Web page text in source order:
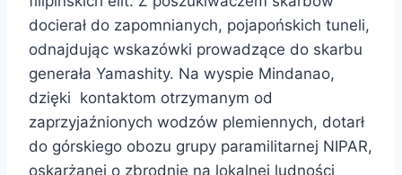
docierał do zapomnianych, pojapońskich tuneli,
odnajdując wskazówki prowadzące do skarbu
generała Yamashity. Na wyspie Mindanao,
dzięki kontaktom otrzymanym od
zaprzyjaźnionych wodzów plemiennych, dotarł
do górskiego obozu grupy paramilitarnej NIPAR,
oskarżanej o zbrodnie na lokalnej ludności